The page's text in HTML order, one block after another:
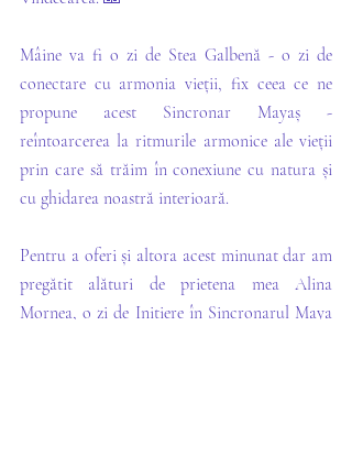
Mâine va fi o zi de Stea Galbenă - o zi de
conectare cu armonia vieții, fix ceea ce ne
propune acest Sincronar Mayaș -
reîntoarcerea la ritmurile armonice ale vieții
prin care să trăim în conexiune cu natura și
cu ghidarea noastră interioară.
Pentru a oferi și altora acest minunat dar am
pregătit alături de prietena mea Alina
Mornea, o zi de Inițiere în Sincronarul Maya